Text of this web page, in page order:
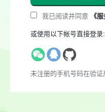
我已阅读并同意 《
或使用以下帐号直接登录:
未注册的手机号码在验证